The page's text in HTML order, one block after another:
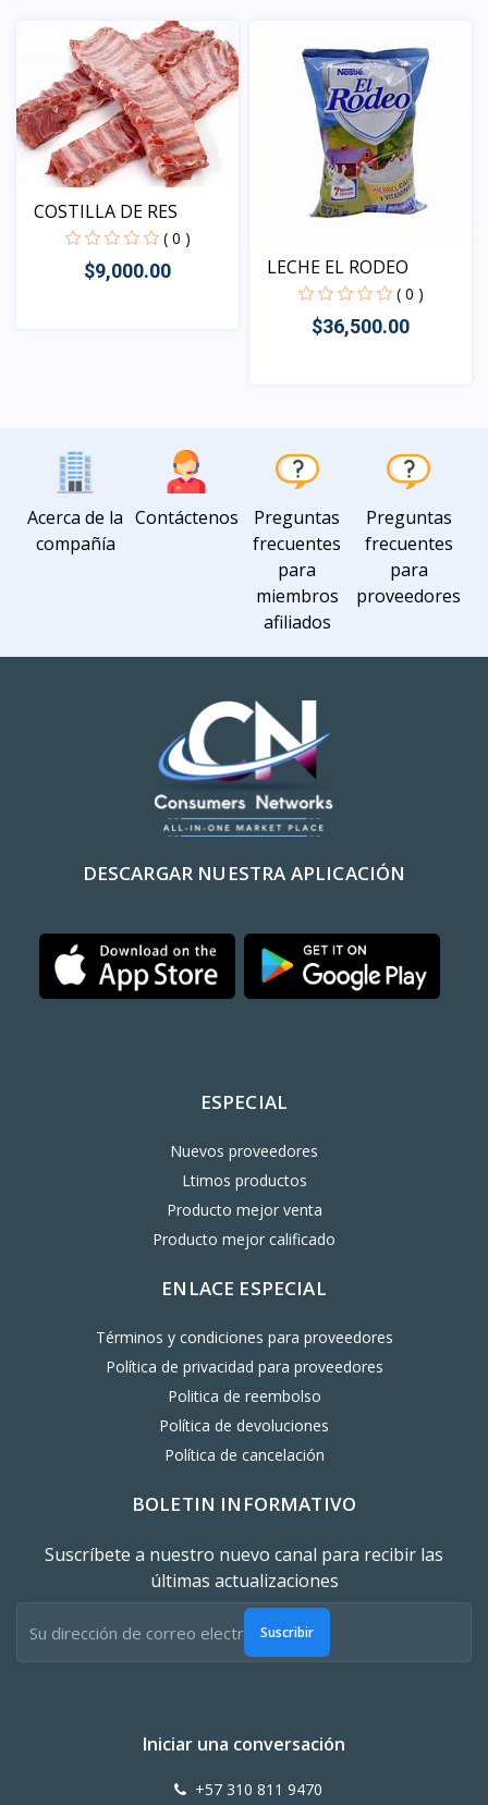
COSTILLA DE RES
( 0 )
$9,000.00 LECHE EL RODEO
( 0 )
$36,500.00
Acerca de la
compañía
Contáctenos
Preguntas
frecuentes
para
miembros
afiliados
Preguntas
frecuentes
para
proveedores
DESCARGAR NUESTRA APLICACIÓN
ESPECIAL
Nuevos proveedores
Ltimos productos
Producto mejor venta
Producto mejor calificado
ENLACE ESPECIAL
Términos y condiciones para proveedores
Política de privacidad para proveedores
Politica de reembolso
Política de devoluciones
Política de cancelación
BOLETIN INFORMATIVO
Suscríbete a nuestro nuevo canal para recibir las
últimas actualizaciones
Suscribir
Iniciar una conversación
+57 310 811 9470